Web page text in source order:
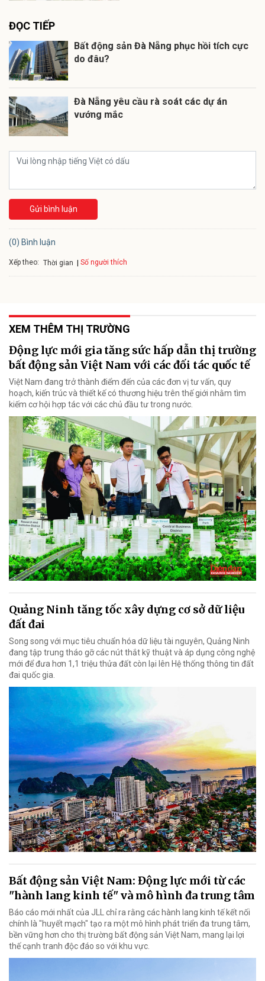
ĐỌC TIẾP
Bất động sản Đà Nẵng phục hồi tích cực
do đâu?
Đà Nẵng yêu cầu rà soát các dự án
vướng mắc
Gửi bình luận
(0) Bình luận
Xếp theo: Thời gian Số người thích
XEM THÊM THỊ TRƯỜNG
Động lực mới gia tăng sức hấp dẫn thị trường
bất động sản Việt Nam với các đối tác quốc tế
Việt Nam đang trở thành điểm đến của các đơn vị tư vấn, quy
hoạch, kiến trúc và thiết kế có thương hiệu trên thế giới nhằm tìm
kiếm cơ hội hợp tác với các chủ đầu tư trong nước.
Quảng Ninh tăng tốc xây dựng cơ sở dữ liệu
đất đai
Song song với mục tiêu chuẩn hóa dữ liệu tài nguyên, Quảng Ninh
đang tập trung tháo gỡ các nút thắt kỹ thuật và áp dụng công nghệ
mới để đưa hơn 1,1 triệu thửa đất còn lại lên Hệ thống thông tin đất
đai quốc gia.
Bất động sản Việt Nam: Động lực mới từ các
"hành lang kinh tế" và mô hình đa trung tâm
Báo cáo mới nhất của JLL chỉ ra rằng các hành lang kinh tế kết nối
chính là "huyết mạch" tạo ra một mô hình phát triển đa trung tâm,
bền vững hơn cho thị trường bất động sản Việt Nam, mang lại lợi
thế cạnh tranh độc đáo so với khu vực.